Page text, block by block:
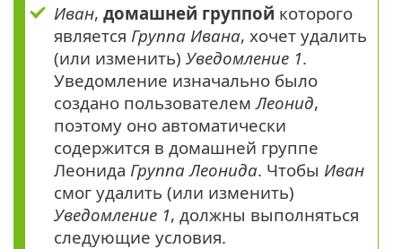
Иван, домашней группой которого
является Группа Ивана, хочет удалить
(или изменить) Уведомление 1.
Уведомление изначально было
создано пользователемЛеонид,
поэтому оно автоматически
содержится в домашней группе
Леонида Группа Леонида. Чтобы Иван
смог удалить (или изменить)
Уведомление 1, должны выполняться
следующие условия.